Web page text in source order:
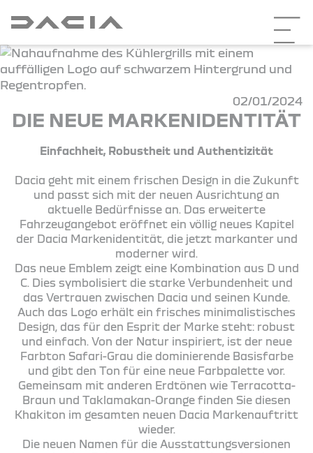
02/01/2024
DIE NEUE MARKENIDENTITÄT
Einfachheit, Robustheit und Authentizität
Dacia geht mit einem frischen Design in die Zukunft
und passt sich mit der neuen Ausrichtung an
aktuelle Bedürfnisse an. Das erweiterte
Fahrzeugangebot eröffnet ein völlig neues Kapitel
der Dacia Markenidentität, die jetzt markanter und
moderner wird.
Das neue Emblem zeigt eine Kombination aus D und
C. Dies symbolisiert die starke Verbundenheit und
das Vertrauen zwischen Dacia und seinen Kunde.
Auch das Logo erhält ein frisches minimalistisches
Design, das für den Esprit der Marke steht: robust
und einfach. Von der Natur inspiriert, ist der neue
Farbton Safari-Grau die dominierende Basisfarbe
und gibt den Ton für eine neue Farbpalette vor.
Gemeinsam mit anderen Erdtönen wie Terracotta-
Braun und Taklamakan-Orange finden Sie diesen
Khakiton im gesamten neuen Dacia Markenauftritt
wieder.
Die neuen Namen für die Ausstattungsversionen